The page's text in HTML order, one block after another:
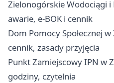
Zielonogórskie Wodociągi i
awarie, e-BOK i cennik
Dom Pomocy Społecznej
cennik, zasady przyjęcia
Punkt Zamiejscowy IPN w
godziny, czytelnia